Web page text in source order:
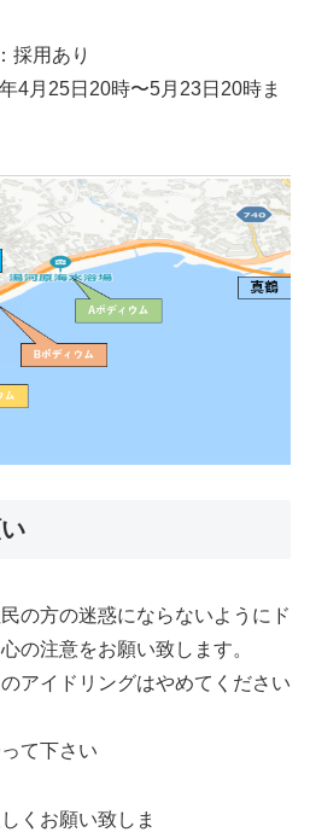
採用あり
4月25日20時〜5月23日20時ま
の方の迷惑にならないようにド
の注意をお願い致します。
アイドリングはやめてください
て下さい
くお願い致しま